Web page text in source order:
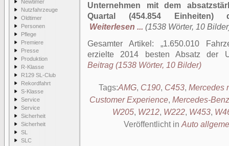
Newtimer
Nutzfahrzeuge
Oldtimer
Personen
Pflege
Premiere
Presse
Produktion
R-Klasse
R129 SL-Club
Rekordfahrt
S-Klasse
Service
Service
Sicherheit
Sicherheit
SL
SLC
Unternehmen mit dem
Quartal (454.854 Einheiten)
Weiterlesen ... (1538 Wörter, 10
Gesamter Artikel:
1.650.010
erzielte 2014 besten Absatz der
Beitrag (1538 Wörter, 10 Bilder)
Tags:AMG, C190, C453, Mercedes
Customer Experience, Mercedes-
W205, W212, W222, W453,
Veröffentlicht in Auto